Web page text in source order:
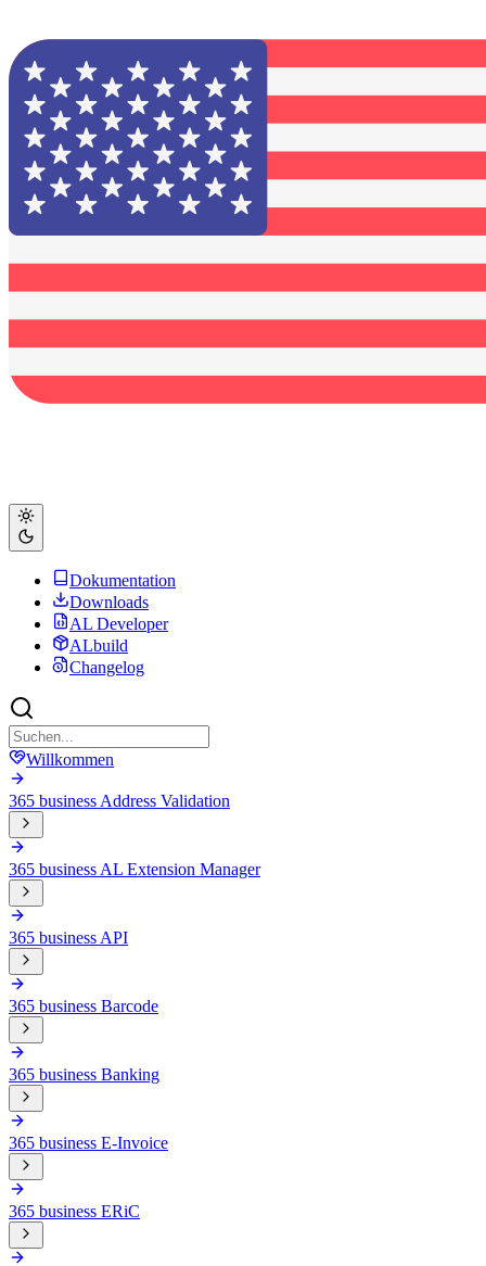
Dokumentation
Downloads
AL Developer
ALbuild
Changelog
Willkommen
365 business Address Validation
365 business AL Extension Manager
365 business API
365 business Barcode
365 business Banking
365 business E-Invoice
365 business ERiC